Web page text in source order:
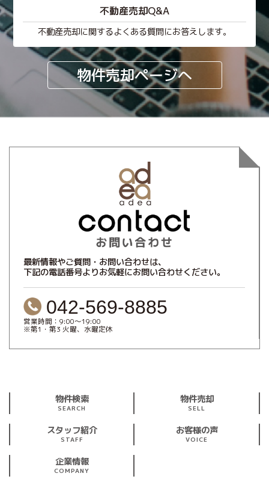
不動産売却Q&A
不動産売却に関するよくある質問にお答えします。
物件売却ページへ
最新情報やご質問・お問い合わせは、
下記の電話番号よりお気軽にお問い合わせください。
042-569-8885
営業時間：9:00～19:00
※第1・第3 火曜、水曜定休
物件検索
SEARCH
物件売却
SELL
スタッフ紹介
STAFF
お客様の声
VOICE
企業情報
COMPANY